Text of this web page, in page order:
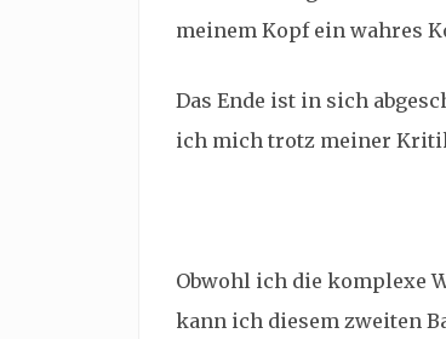
meinem Kopf ein wahres
Das Ende ist in sich
ich mich trotz meiner
Obwohl ich die komplexe
kann ich diesem zweiten